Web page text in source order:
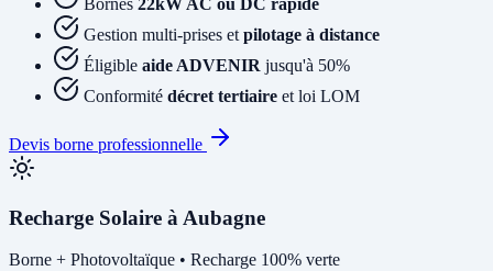
Gestion multi-prises et pilotage à distance
Éligible aide ADVENIR jusqu'à 50%
Conformité décret tertiaire et loi LOM
Devis borne professionnelle
Recharge Solaire à Aubagne
Borne + Photovoltaïque • Recharge 100% verte